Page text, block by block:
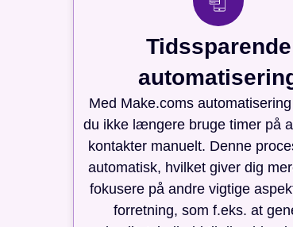
Tidssparende
Med Make.coms
du ikke længere bruge timer på
kontakter manuelt. Denne
automatisk, hvilket giver dig
fokusere på andre vigtige
forretning, som f.eks. at